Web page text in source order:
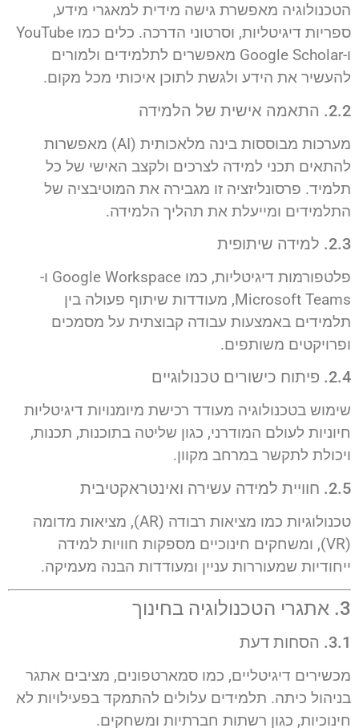
הטכנולוגיה מאפשרת גישה מידית למאגרי מידע,
ספריות דיגיטליות, וסרטוני הדרכה. כלים כמו YouTube
ו-Google Scholar מאפשרים לתלמידים ולמורים
להעשיר את הידע ולגשת לתוכן איכותי מכל מקום.
2.2. התאמה אישית של הלמידה
מערכות מבוססות בינה מלאכותית (AI) מאפשרות
להתאים תכני למידה לצרכים ולקצב האישי של כל
תלמיד. פרסונליזציה זו מגבירה את המוטיבציה של
התלמידים ומייעלת את תהליך הלמידה.
2.3. למידה שיתופית
פלטפורמות דיגיטליות, כמו Google Workspace ו-
Microsoft Teams, מעודדות שיתוף פעולה בין
תלמידים באמצעות עבודה קבוצתית על מסמכים
ופרויקטים משותפים.
2.4. פיתוח כישורים טכנולוגיים
שימוש בטכנולוגיה מעודד רכישת מיומנויות דיגיטליות
חיוניות לעולם המודרני, כגון שליטה בתוכנות, תכנות,
ויכולת לתקשר במרחב מקוון.
2.5. חוויית למידה עשירה ואינטראקטיבית
טכנולוגיות כמו מציאות רבודה (AR), מציאות מדומה
(VR), ומשחקים חינוכיים מספקות חוויות למידה
ייחודיות שמעוררות עניין ומעודדות הבנה מעמיקה.
3. אתגרי הטכנולוגיה בחינוך
3.1. הסחות דעת
מכשירים דיגיטליים, כמו סמארטפונים, מציבים אתגר
בניהול כיתה. תלמידים עלולים להתמקד בפעילויות לא
חינוכיות, כגון רשתות חברתיות ומשחקים.